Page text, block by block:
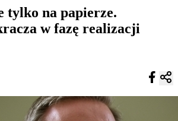
tylko na papierze.
w fazę realizacji